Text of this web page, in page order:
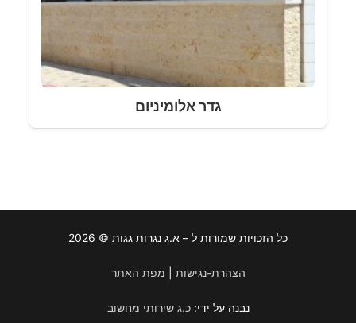
גדר אלומיניום
כל הזכויות שמורות ל – א.ג נגרות גגות © 2026
הצהרת-נגישות מפת האתר
נבנה על ידי:כ.ג שירותי מחשוב